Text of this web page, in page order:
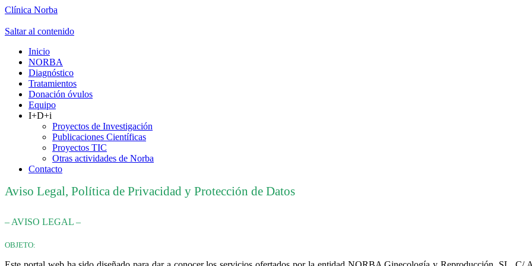
Clínica Norba
Saltar al contenido
Inicio
NORBA
Diagnóstico
Tratamientos
Donación óvulos
Equipo
I+D+i
Proyectos de Investigación
Publicaciones Científicas
Proyectos TIC
Otras actividades de Norba
Contacto
Aviso Legal, Política de Privacidad y Protección de Datos
– AVISO LEGAL –
OBJETO: